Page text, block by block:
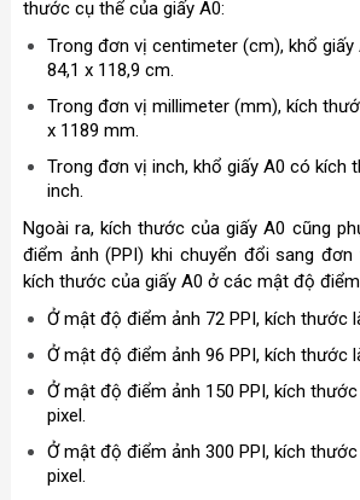
thước cụ thể của giấy A0:
Trong đơn vị centimeter (cm), khổ
84,1 x 118,9 cm.
Trong đơn vị millimeter (mm), kích
x 1189 mm.
Trong đơn vị inch, khổ giấy A0 có kích
inch.
Ngoài ra, kích thước của giấy A0 cũng
điểm ảnh (PPI) khi chuyển đổi sang
kích thước của giấy A0 ở các mật độ
Ở mật độ điểm ảnh 72 PPI, kích thước
Ở mật độ điểm ảnh 96 PPI, kích thước
Ở mật độ điểm ảnh 150 PPI, kích
pixel.
Ở mật độ điểm ảnh 300 PPI, kích
pixel.